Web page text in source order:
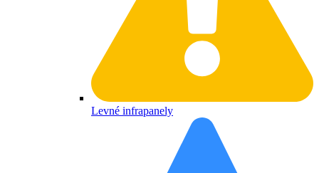
Levné infrapanely